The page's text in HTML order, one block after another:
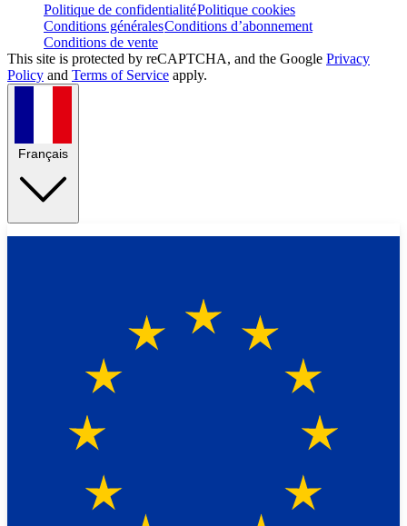
Politique de confidentialitéPolitique cookies
Conditions généralesConditions d’abonnement
Conditions de vente
This site is protected by reCAPTCHA, and the Google Privacy
Policy and Terms of Service apply.
Français